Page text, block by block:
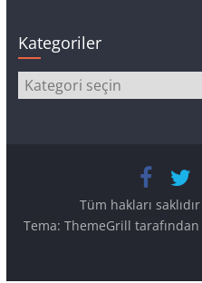
Kategoriler
Kategoriler
Tüm hakları
Tema: ThemeGrill tarafından